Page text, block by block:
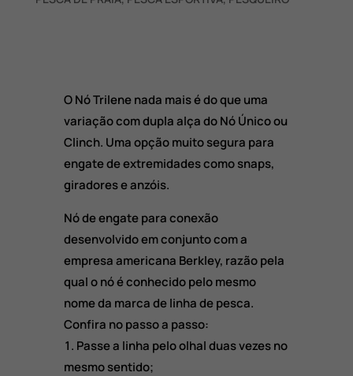
O Nó Trilene nada mais é do que uma
variação com dupla alça do Nó Único ou
Clinch. Uma opção muito segura para
engate de extremidades como snaps,
giradores e anzóis.
Nó de engate para conexão
desenvolvido em conjunto com a
empresa americana Berkley, razão pela
qual o nó é conhecido pelo mesmo
nome da marca de linha de pesca.
Confira no passo a passo:
Passe a linha pelo olhal duas vezes no
mesmo sentido;